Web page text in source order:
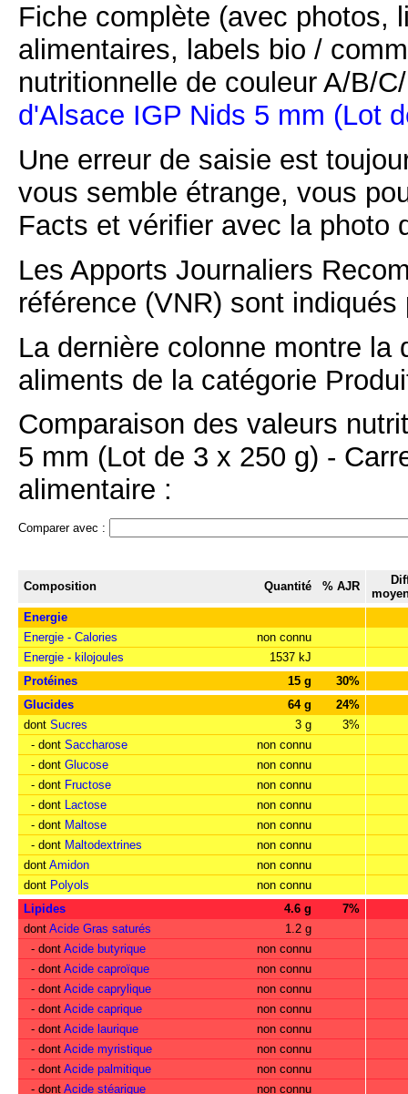
Fiche complète (avec photos,
alimentaires, labels bio /
nutritionnelle de couleur A/B/
d'Alsace IGP Nids 5 mm (Lot
Une erreur de saisie est
vous semble étrange, vous
Facts et vérifier avec la photo
Les Apports Journaliers
référence (VNR) sont
La dernière colonne montre
aliments de la catégorie
Comparaison des valeurs
5 mm (Lot de 3 x 250 g) -
alimentaire :
Comparer avec :
Composition Quantité % AJR
Energie
Energie - Calories
non connu
Energie - kilojoules
1537 kJ
Protéines
15 g
30%
Glucides
64 g
24%
dont Sucres 3 g
3%
- dont Saccharose
non connu
- dont Glucose
non connu
- dont Fructose
non connu
- dont Lactose
non connu
- dont Maltose
non connu
- dont Maltodextrines
non connu
dont Amidon
non connu
dont Polyols
non connu
Lipides
4.6 g
7%
dont Acide Gras saturés
1.2 g
- dont Acide butyrique
non connu
- dont Acide caproïque
non connu
- dont Acide caprylique
non connu
- dont Acide caprique
non connu
- dont Acide laurique
non connu
- dont Acide myristique
non connu
- dont Acide palmitique
non connu
- dont Acide stéarique non connu